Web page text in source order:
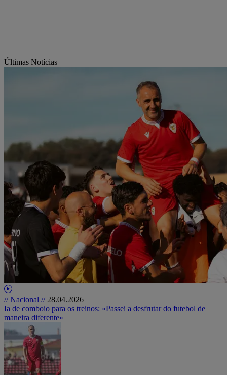
Últimas Notícias
// Nacional // 28.04.2026
Ia de comboio para os treinos: «Passei a desfrutar do futebol de
maneira diferente»